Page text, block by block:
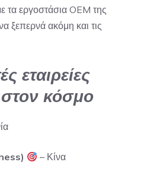
τα εργοστάσια OEM της
ξεπερνά ακόμη και τις
εταιρείες
κόσμο
– Κίνα